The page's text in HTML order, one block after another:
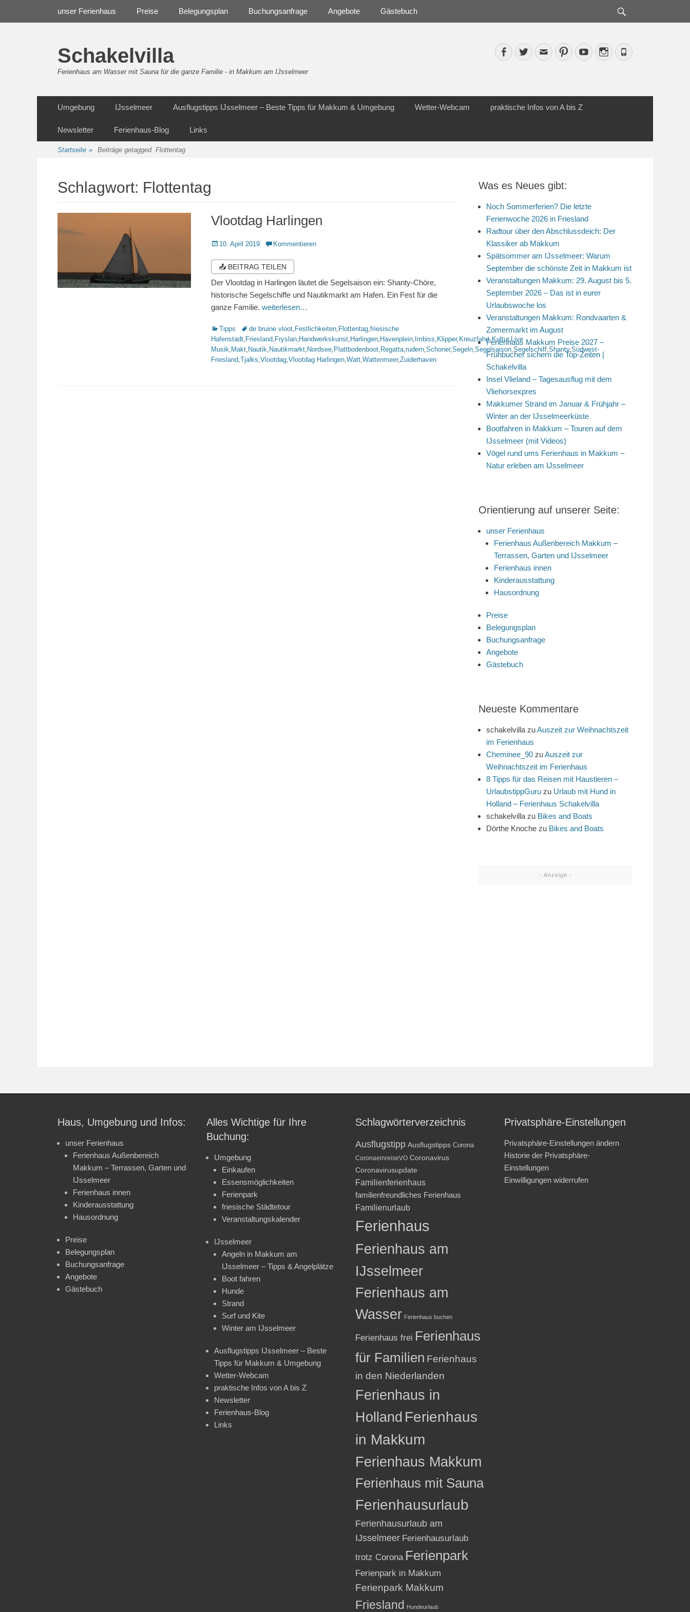
unser Ferienhaus Preise Belegungsplan Buchungsanfrage Angebote Gästebuch
Schakelvilla
Ferienhaus am Wasser mit Sauna für die ganze Familie - in Makkum am IJsselmeer
Facebook
TwitterEmailPinterestYouTubeInstagram
Phone
Inhalt
Umgebung IJsselmeer Ausflugstipps IJsselmeer – Beste Tipps für Makkum & Umgebung Wetter-Webcam praktische Infos von A bis Z
Newsletter Ferienhaus-Blog Links
Startseite » Beiträge getagged Flottentag
Schlagwort: Flottentag
Vlootdag Harlingen
Veröffentlicht
10. April 2019 Kommentieren
📤 BEITRAG TEILEN
Der Vlootdag in Harlingen läutet die Segelsaison ein: Shanty-Chöre,
historische Segelschiffe und Nautikmarkt am Hafen. Ein Fest für die
ganze Familie. weiterlesen…
Kategorien
Tipps Schlagworte
de bruine vloot, Festlichkeiten, Flottentag,friesische
Hafenstadt, Friesland, Fryslan, Handwerkskunst, Harlingen, Havenplein, Imbiss, Klipper, Kreuzfahrt,Kultur,Live
Musik, Makt, Nautik, Nautikmarkt, Nordsee, Plattbodenboot, Regatta,rudern,Schoner,Segeln,Segelsaison,Segelschiff,Shanty,Südwest-
Friesland,Tjalks,Vlootdag,Vlootdag Harlingen,Watt,Wattenmeer,Zuiderhaven
Was es Neues gibt:
Noch Sommerferien? Die letzte
Ferienwoche 2026 in Friesland
Radtour über den Abschlussdeich: Der
Klassiker ab Makkum
Spätsommer am IJsselmeer: Warum
September die schönste Zeit in Makkum ist
Veranstaltungen Makkum: 29. August bis 5.
September 2026 – Das ist in eurer
Urlaubswoche los
Veranstaltungen Makkum: Rondvaarten &
Zomermarkt im August
Ferienhaus Makkum Preise 2027 –
Frühbucher sichern die Top-Zeiten |
Schakelvilla
Insel Vlieland – Tagesausflug mit dem
Vliehorsexpres
Makkumer Strand im Januar & Frühjahr –
Winter an der IJsselmeerküste
Bootfahren in Makkum – Touren auf dem
IJsselmeer (mit Videos)
Vögel rund ums Ferienhaus in Makkum –
Natur erleben am IJsselmeer
Orientierung auf unserer Seite:
unser Ferienhaus
Ferienhaus Außenbereich Makkum –
Terrassen, Garten und IJsselmeer
Ferienhaus innen
Kinderausstattung
Hausordnung
Preise
Belegungsplan
Buchungsanfrage
Angebote
Gästebuch
Neueste Kommentare
schakelvilla zuAuszeit zur Weihnachtszeit
im Ferienhaus
Cheminee_90 zuAuszeit zur
Weihnachtszeit im Ferienhaus
8 Tipps für das Reisen mit Haustieren –
UrlaubstippGuru zu Urlaub mit Hund in
Holland – Ferienhaus Schakelvilla
schakelvilla zu Bikes and Boats
Dörthe Knoche zu Bikes and Boats
- Anzeige -
Haus, Umgebung und Infos:
unser Ferienhaus
Ferienhaus Außenbereich
Makkum – Terrassen, Garten und
IJsselmeer
Ferienhaus innen
Kinderausstattung
Hausordnung
Preise
Belegungsplan
Buchungsanfrage
Angebote
Gästebuch
Alles Wichtige für Ihre
Buchung:
Umgebung
Einkaufen
Essensmöglichkeiten
Ferienpark
friesische Städtetour
Veranstaltungskalender
IJsselmeer
Angeln in Makkum am
IJsselmeer – Tipps & Angelplätze
Boot fahren
Hunde
Strand
Surf und Kite
Winter am IJsselmeer
Ausflugstipps IJsselmeer – Beste
Tipps für Makkum & Umgebung
Wetter-Webcam
praktische Infos von A bis Z
Newsletter
Ferienhaus-Blog
Links
Schlagwörterverzeichnis
Ausflugstipp Ausflugstipps Corona
CoronaeinreiseVO Coronavirus
Coronavirusupdate
Familienferienhaus
familienfreundliches Ferienhaus
Familienurlaub
Ferienhaus
Ferienhaus am
IJsselmeer
Ferienhaus am
Wasser Ferienhaus buchen
Ferienhaus frei Ferienhaus
für Familien Ferienhaus
in den Niederlanden
Ferienhaus in
Holland Ferienhaus
in Makkum
Ferienhaus Makkum
Ferienhaus mit Sauna
Ferienhausurlaub
Ferienhausurlaub am
IJsselmeer Ferienhausurlaub
trotz Corona Ferienpark
Ferienpark in Makkum
Ferienpark Makkum
Friesland Hundeurlaub
Privatsphäre-Einstellungen
Privatsphäre-Einstellungen ändern
Historie der Privatsphäre-
Einstellungen
Einwilligungen widerrufen